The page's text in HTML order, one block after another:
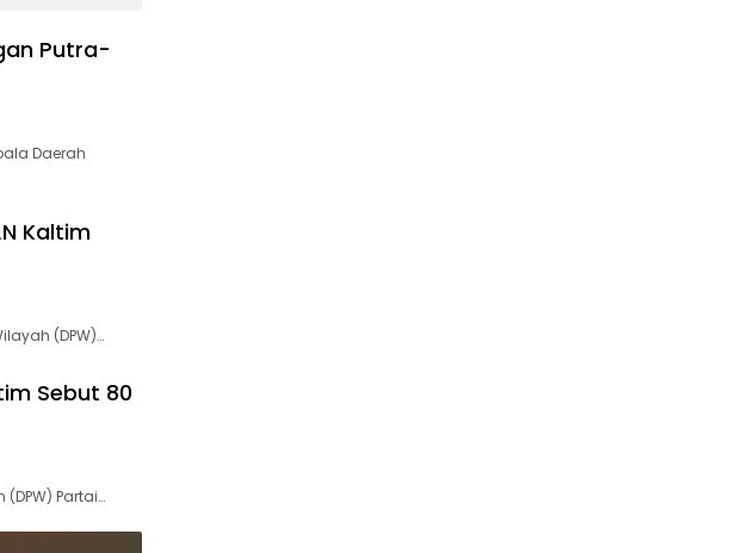
Putra-
Daerah
Kaltim
(DPW)…
Sebut 80
Partai…